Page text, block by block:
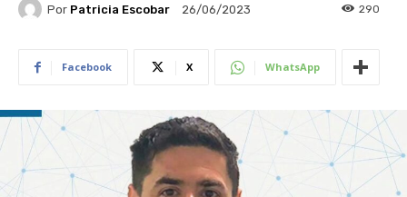
Por Patricia Escobar 26/06/2023 290
Facebook X WhatsApp